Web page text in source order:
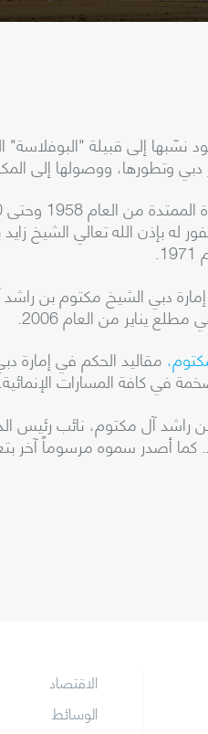
"آل مكتوم" مقاليد الحكم في إمارة دبي منذ العام
وتطورها، ووصولها إلى
له بإذن الله تعالي الشيخ
بن سعيد آل مكتوم في نوفمبر 1990، تولى
يناير من العام 2006.
مقاليد الحكم في إمارة
في كافة المسارات
السمو الشيخ محمد بن راشد آل
أصدر سموه مرسوماً
الاقتصاد
الوسائط